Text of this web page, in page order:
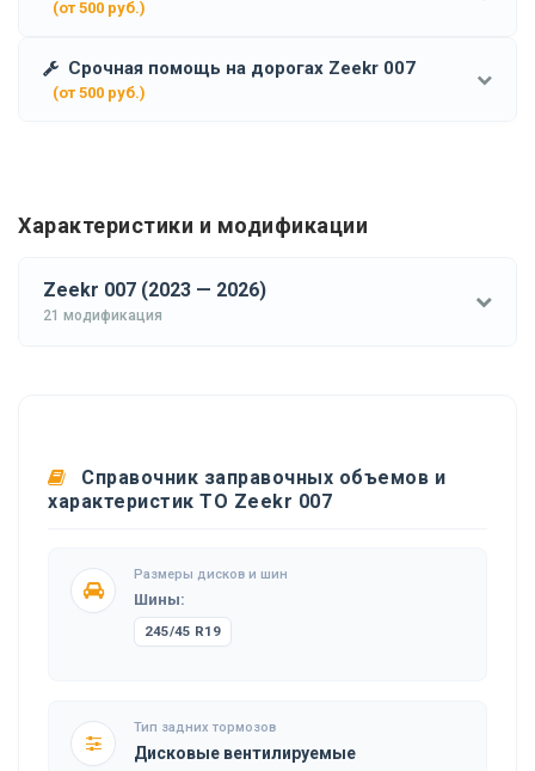
(от 500 руб.)
Срочная помощь на дорогах Zeekr 007
(от 500 руб.)
Характеристики и модификации
Zeekr 007 (2023 — 2026)
21 модификация
Справочник заправочных объемов и
характеристик ТО Zeekr 007
Размеры дисков и шин
Шины:
245/45 R19
Тип задних тормозов
Дисковые вентилируемые